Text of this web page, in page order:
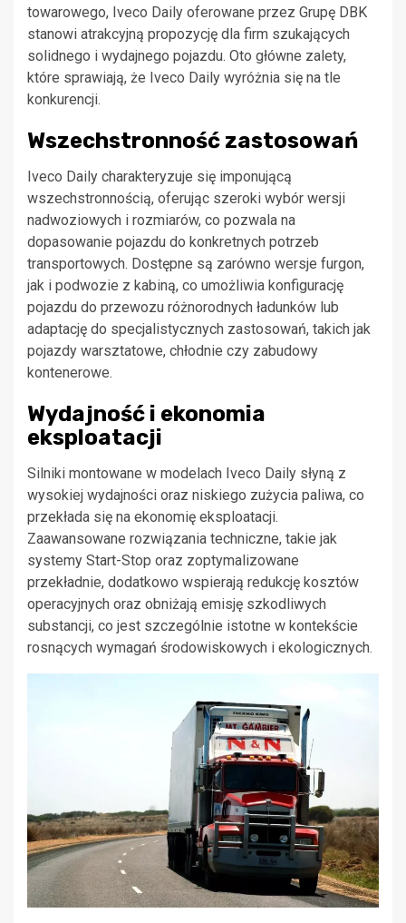
towarowego, Iveco Daily oferowane przez Grupę DBK
stanowi atrakcyjną propozycję dla firm szukających
solidnego i wydajnego pojazdu. Oto główne zalety,
które sprawiają, że Iveco Daily wyróżnia się na tle
konkurencji.
Wszechstronność zastosowań
Iveco Daily charakteryzuje się imponującą
wszechstronnością, oferując szeroki wybór wersji
nadwoziowych i rozmiarów, co pozwala na
dopasowanie pojazdu do konkretnych potrzeb
transportowych. Dostępne są zarówno wersje furgon,
jak i podwozie z kabiną, co umożliwia konfigurację
pojazdu do przewozu różnorodnych ładunków lub
adaptację do specjalistycznych zastosowań, takich jak
pojazdy warsztatowe, chłodnie czy zabudowy
kontenerowe.
Wydajność i ekonomia
eksploatacji
Silniki montowane w modelach Iveco Daily słyną z
wysokiej wydajności oraz niskiego zużycia paliwa, co
przekłada się na ekonomię eksploatacji.
Zaawansowane rozwiązania techniczne, takie jak
systemy Start-Stop oraz zoptymalizowane
przekładnie, dodatkowo wspierają redukcję kosztów
operacyjnych oraz obniżają emisję szkodliwych
substancji, co jest szczególnie istotne w kontekście
rosnących wymagań środowiskowych i ekologicznych.